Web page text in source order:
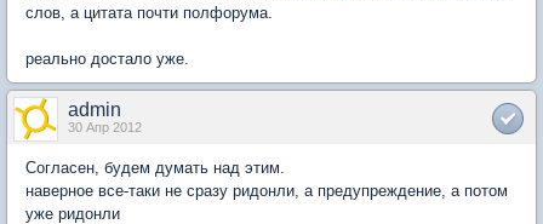
слов, а цитата почти полфорума.
реально достало уже.
admin
30 Апр 2012
Согласен, будем думать над этим.
наверное все-таки не сразу ридонли, а предупреждение, а потом
уже ридонли